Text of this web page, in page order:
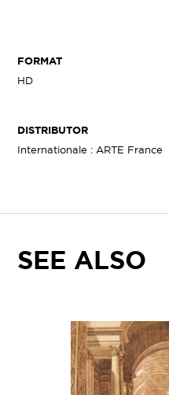
FORMAT
HD
DISTRIBUTOR
Internationale : ARTE France
SEE ALSO